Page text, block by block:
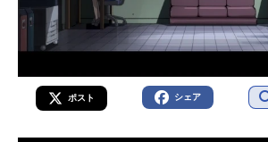
ポスト シェア